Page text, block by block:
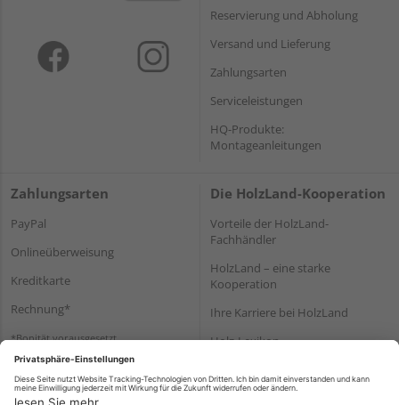
Reservierung und Abholung
Versand und Lieferung
Zahlungsarten
Serviceleistungen
HQ-Produkte:
Montageanleitungen
Zahlungsarten
PayPal
Onlineüberweisung
Kreditkarte
Rechnung*
*Bonität vorausgesetzt
Die HolzLand-Kooperation
Vorteile der HolzLand-
Fachhändler
HolzLand – eine starke
Kooperation
Ihre Karriere bei HolzLand
Holz-Lexikon